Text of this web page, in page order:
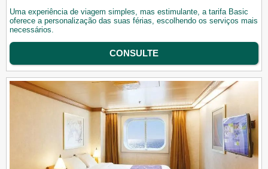
Uma experiência de viagem simples, mas estimulante, a tarifa Basic
oferece a personalização das suas férias, escolhendo os serviços mais
necessários.
CONSULTE